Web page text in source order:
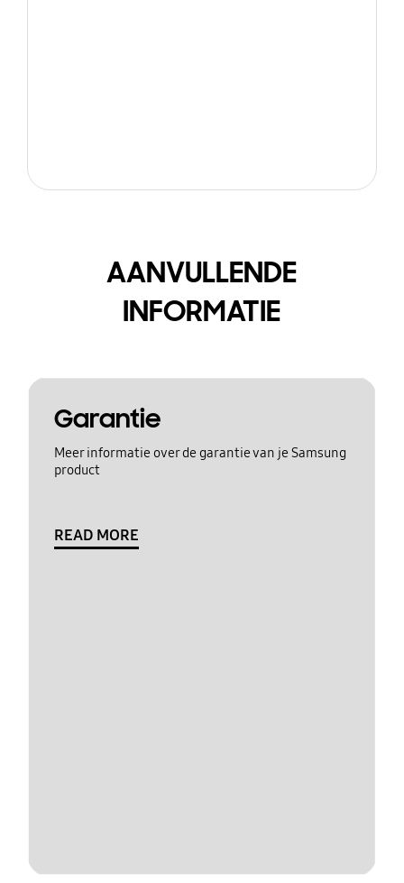
AANVULLENDE
INFORMATIE
Garantie
Meer informatie over de garantie van je Samsung
product
READ MORE